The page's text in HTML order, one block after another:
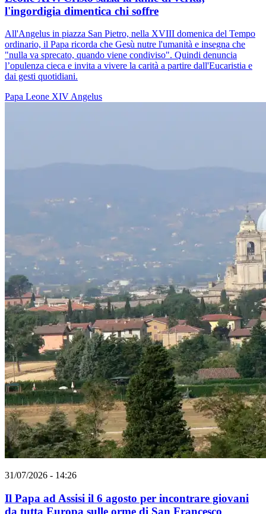
l'ingordigia dimentica chi soffre
All'Angelus in piazza San Pietro, nella XVIII domenica del Tempo
ordinario, il Papa ricorda che Gesù nutre l'umanità e insegna che
"nulla va sprecato, quando viene condiviso". Quindi denuncia
l’opulenza cieca e invita a vivere la carità a partire dall'Eucaristia e
dai gesti quotidiani.
Papa Leone XIVAngelus
31/07/2026 - 14:26
Il Papa ad Assisi il 6 agosto per incontrare giovani
da tutta Europa sulle orme di San Francesco